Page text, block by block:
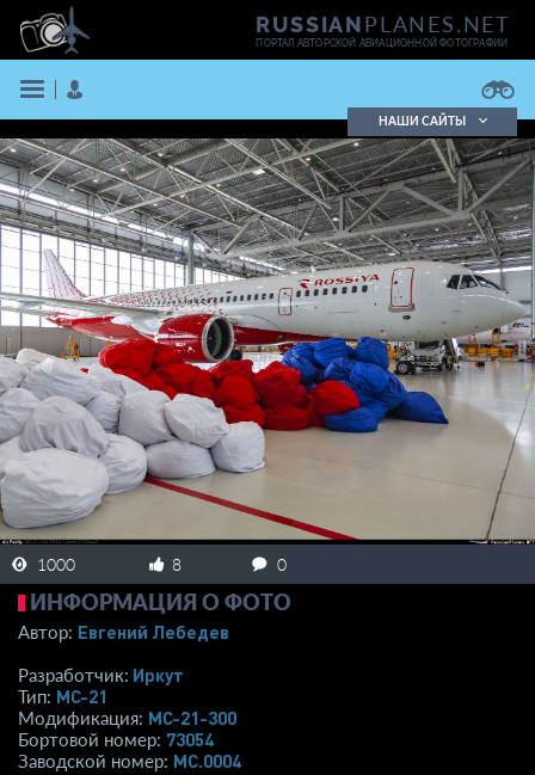
RUSSIANPLANES.NET
ПОРТАЛ АВТОРСКОЙ АВИАЦИОННОЙ ФОТОГРАФИИ
ВОЙТИ
ЗАРЕГИСТРИРОВАТЬСЯ
Поиск фотографий
Поиск в реестре
Кратко
Подробно
НАШИ САЙТЫ
1000 8 0
ИНФОРМАЦИЯ О ФОТО
Автор: Евгений Лебедев
Разработчик: Иркут
Тип: МС-21
Модификация: МС-21-300
Бортовой номер: 73054
Заводской номер: МС.0004